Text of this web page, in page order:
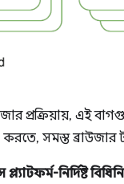
প্রক্রিয়ায়, এই
সমস্ত ব্রাউজার
প্ল্যাটফর্ম-নির্দিষ্ট